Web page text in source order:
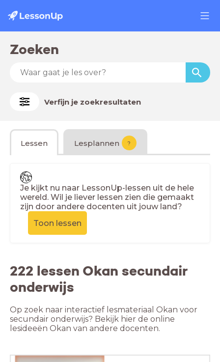
Zoeken
Verfijn je zoekresultaten
Lessen Lesplannen ?
Je kijkt nu naar LessonUp-lessen uit de hele
wereld. Wil je liever lessen zien die gemaakt
zijn door andere docenten uit jouw land?
Toon lessen
222 lessen Okan secundair
onderwijs
Op zoek naar interactief lesmateriaal Okan voor
secundair onderwijs? Bekijk hier de online
lesideeën Okan van andere docenten.